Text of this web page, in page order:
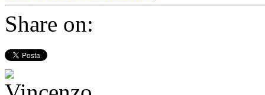
Share on: